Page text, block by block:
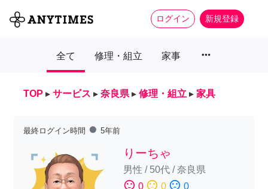
ログイン 新規登録
全て 修理・組立 家事 more_horiz
TOP ▸ サービス ▸ 奈良県 ▸ 修理・組立 ▸ 家具
最終ログイン時間 fiber_manual_record 5年前
りーちゃ
男性 / 50代/奈良県
sentiment_satisfied 0 sentiment_neutral 0 sentiment_dissatisfied 0